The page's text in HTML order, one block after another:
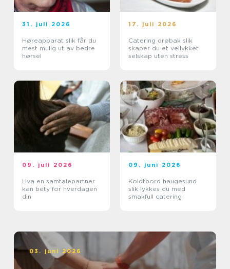
31. juli 2026
Høreapparat slik får du
mest mulig ut av bedre
hørsel
17. juli 2026
Catering drøbak slik
skaper du et vellykket
selskap uten stress
09. juli 2026
Hva en samtalepartner
kan bety for hverdagen
din
09. juni 2026
Koldtbord haugesund
slik lykkes du med
smakfull catering
03. juni 2026